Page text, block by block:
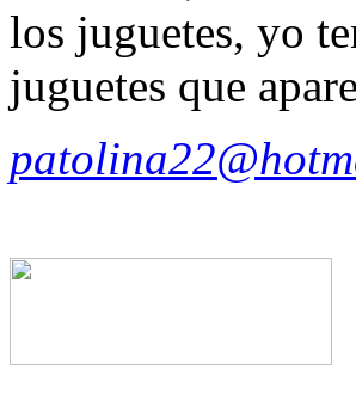
los juguetes, yo
juguetes que